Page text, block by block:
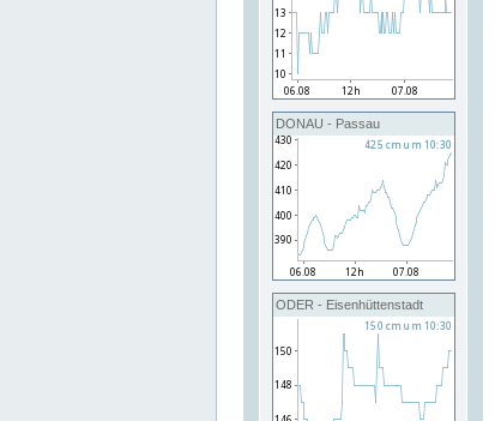
DONAU - Passau
ODER - Eisenhüttenstadt